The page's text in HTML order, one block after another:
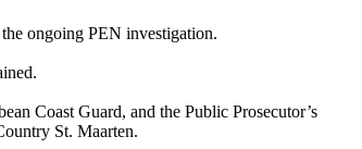
ongoing PEN investigation.
Coast Guard, and the Public Prosecutor’s
St. Maarten.